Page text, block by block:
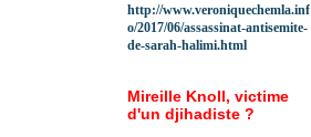
http://www.veroniquechemla.inf
o/2017/06/assassinat-antisemite-
de-sarah-halimi.html
Mireille Knoll, victime
d'un djihadiste ?